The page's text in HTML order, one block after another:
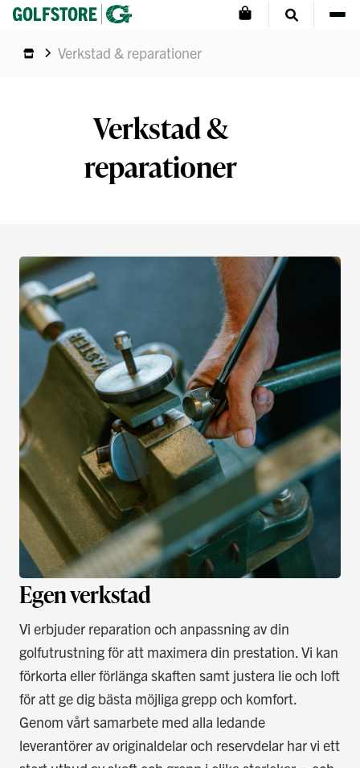
Verkstad & reparationer
Verkstad &
reparationer
Egen verkstad
Vi erbjuder reparation och anpassning av din
golfutrustning för att maximera din prestation. Vi kan
förkorta eller förlänga skaften samt justera lie och loft
för att ge dig bästa möjliga grepp och komfort.
Genom vårt samarbete med alla ledande
leverantörer av originaldelar och reservdelar har vi ett